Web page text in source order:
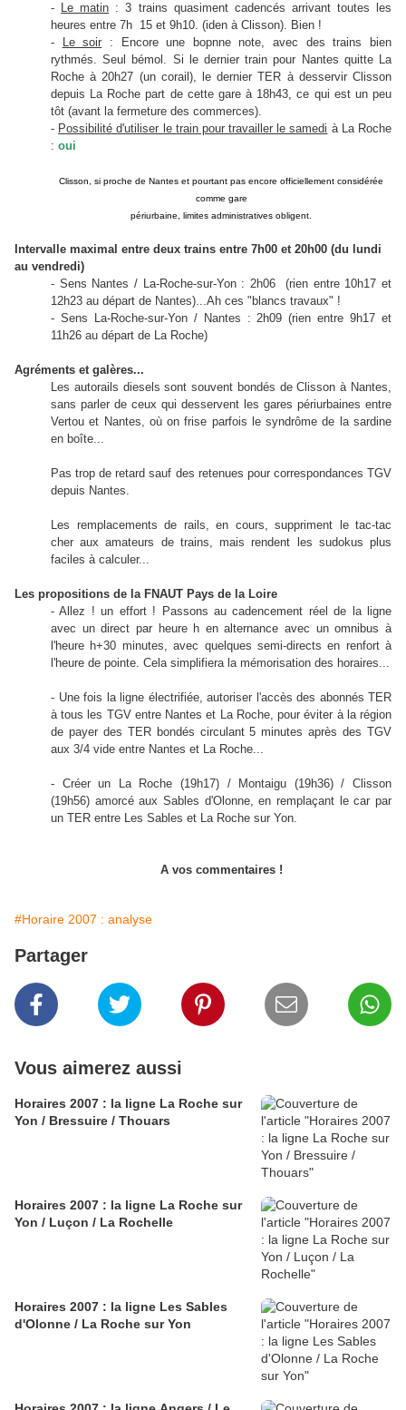
- Le matin : 3 trains quasiment cadencés arrivant toutes les
heures entre 7h 15 et 9h10. (iden à Clisson). Bien !
-
Le soir : Encore une bopnne note, avec des trains bien
rythmés. Seul bémol. Si le dernier train pour Nantes quitte La
Roche à 20h27 (un corail), le dernier TER à desservir Clisson
depuis La Roche part de cette gare à 18h43, ce qui est un peu
tôt (avant la fermeture des commerces).
- Possibilité d'utiliser le train pour travailler le samedi à La Roche
: oui
Clisson, si proche de Nantes et pourtant pas encore officiellement considérée
comme gare
périurbaine, limites administratives obligent.
Intervalle maximal entre deux trains entre 7h00 et 20h00 (du lundi
au vendredi)
- Sens Nantes / La-Roche-sur-Yon: 2h06
(rien entre 10h17 et
12h23 au départ de Nantes)...Ah ces "blancs travaux" !
- Sens
La-Roche-sur-Yon / Nantes : 2h09(rien entre 9h17 et
11h26 au départ de La Roche)
Agréments et galères...
Les autorails diesels sont souvent bondés de Clisson à Nantes,
sans parler de ceux qui desservent les gares périurbaines entre
Vertou et Nantes, où on frise parfois le syndrôme de la sardine
en boîte...
Pas trop de retard sauf des retenues pour correspondances TGV
depuis Nantes.
Les remplacements de rails, en cours, suppriment le tac-tac
cher aux amateurs de trains, mais rendent les sudokus plus
faciles à calculer...
Les propositions de la FNAUT Pays de la Loire
- Allez ! un effort ! Passons au cadencement réel de la ligne
avec un direct par heure h en alternance avec un omnibus à
l'heure h+30 minutes, avec quelques semi-directs en renfort à
l'heure de pointe. Cela simplifiera la mémorisation des horaires...
- Une fois la ligne électrifiée, autoriser l'accès des abonnés TER
à tous les TGV entre Nantes et La Roche, pour éviter à la région
de payer des TER bondés circulant 5 minutes après des TGV
aux 3/4 vide entre Nantes et La Roche...
- Créer un La Roche (19h17) / Montaigu (19h36) / Clisson
(19h56) amorcé aux Sables d'Olonne, en remplaçant le car par
un TER entre Les Sables et La Roche sur Yon.
A vos commentaires !
#Horaire 2007 : analyse
Partager
Vous aimerez aussi
Horaires 2007 : la ligne La Roche sur
Yon / Bressuire / Thouars
Horaires 2007 : la ligne La Roche sur
Yon / Luçon / La Rochelle
Horaires 2007 : la ligne Les Sables
d'Olonne / La Roche sur Yon